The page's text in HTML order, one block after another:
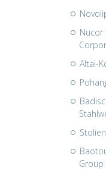
Nucor
Altai-
Group